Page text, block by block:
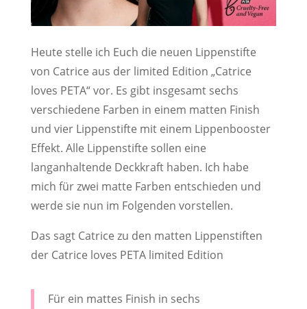
Heute stelle ich Euch die neuen Lippenstifte
von Catrice aus der limited Edition „Catrice
loves PETA“ vor. Es gibt insgesamt sechs
verschiedene Farben in einem matten Finish
und vier Lippenstifte mit einem Lippenbooster
Effekt. Alle Lippenstifte sollen eine
langanhaltende Deckkraft haben. Ich habe
mich für zwei matte Farben entschieden und
werde sie nun im Folgenden vorstellen.
Das sagt Catrice zu den matten Lippenstiften
der Catrice loves PETA limited Edition
Für ein mattes Finish in sechs